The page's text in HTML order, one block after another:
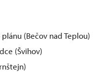
(Bečov nad Teplou)
(Švihov)